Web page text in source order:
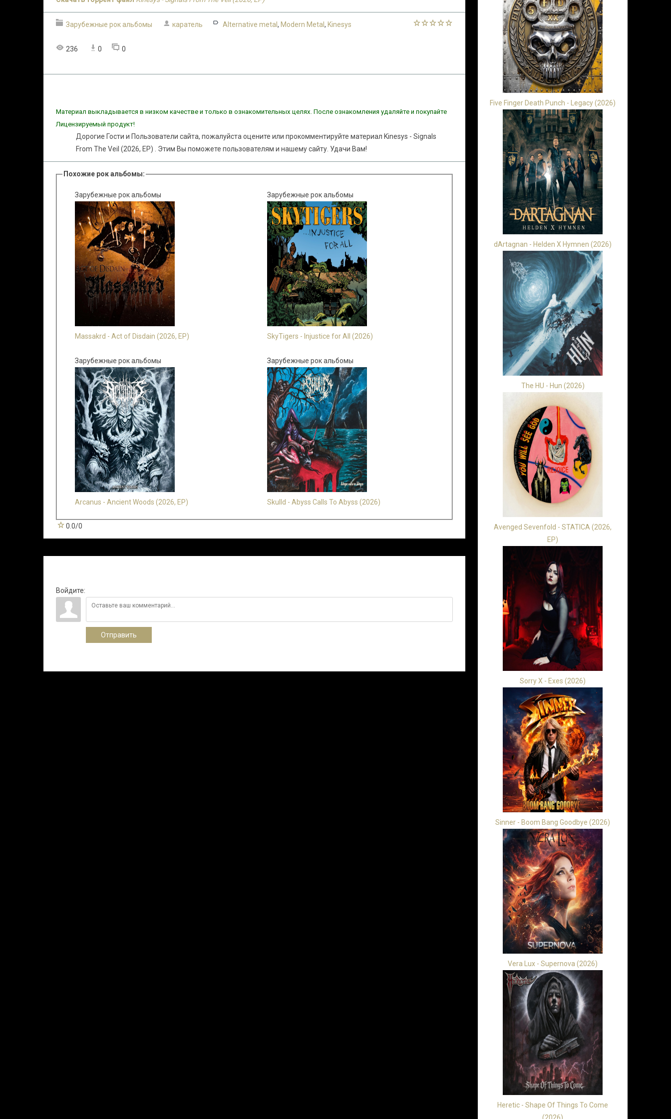
Зарубежные рок альбомы каратель Alternative metal , Modern Metal , Kinesys
236 0 0
Материал выкладывается в низком качестве и только в ознакомительных целях. После ознакомления удаляйте и покупайте
Лицензируемый продукт!
Дорогие Гости и Пользователи сайта, пожалуйста оцените или прокомментируйте материал Kinesys - Signals
From The Veil (2026, EP) . Этим Вы поможете пользователям и нашему сайту. Удачи Вам!
Похожие рок альбомы:
Зарубежные рок альбомы
Massakrd - Act of Disdain (2026, EP)
Зарубежные рок альбомы
SkyTigers - Injustice for All (2026)
Зарубежные рок альбомы
Arcanus - Ancient Woods (2026, EP)
Зарубежные рок альбомы
Skulld - Abyss Calls To Abyss (2026)
0.0/0
Войдите:
Отправить
Five Finger Death Punch - Legacy (2026)
dArtagnan - Helden X Hymnen (2026)
The HU - Hun (2026)
Avenged Sevenfold - STATICA (2026,
EP)
Sorry X - Exes (2026)
Sinner - Boom Bang Goodbye (2026)
Vera Lux - Supernova (2026)
Heretic - Shape Of Things To Come